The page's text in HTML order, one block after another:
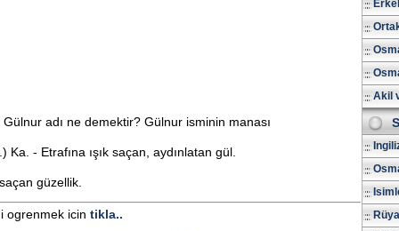
adı ne demektir? Gülnur isminin manası
Ka. - Etrafına ışık saçan, aydınlatan gül.
güzellik.
ogrenmek icin tikla..
Akil